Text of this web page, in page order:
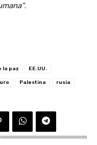
.
la paz EE.UU.
Palestina rusia